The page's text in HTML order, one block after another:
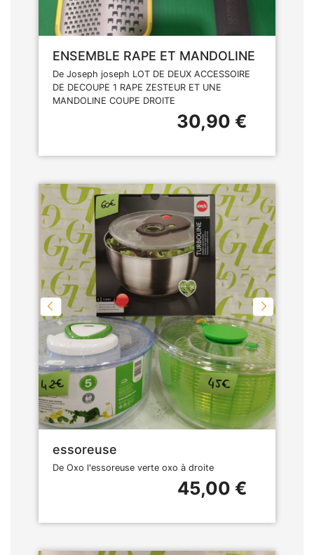
ENSEMBLE RAPE ET MANDOLINE
De Joseph joseph LOT DE DEUX ACCESSOIRE
DE DECOUPE 1 RAPE ZESTEUR ET UNE
MANDOLINE COUPE DROITE
30,90 €
essoreuse
De Oxo l'essoreuse verte oxo à droite
45,00 €